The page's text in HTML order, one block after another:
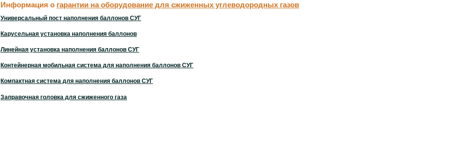
Информация о гарантии на оборудование для сжиженных углеводородных газов
Универсальный пост наполнения баллонов СУГ
Карусельная установка наполнения баллонов
Линейная установка наполнения баллонов СУГ
Контейнерная мобильная система для наполнения баллонов СУГ
Компактная система для наполнения баллонов СУГ
Заправочная головка для сжиженного газа